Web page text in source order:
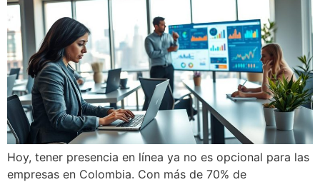
Hoy, tener presencia en línea ya no es opcional para las
empresas en Colombia. Con más de 70% de